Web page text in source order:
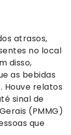
atrasos,
no local
disso,
as bebidas
Houve relatos
sinal de
(PMMG)
que